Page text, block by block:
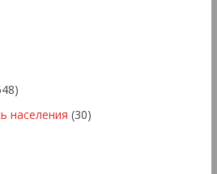
населения (30)